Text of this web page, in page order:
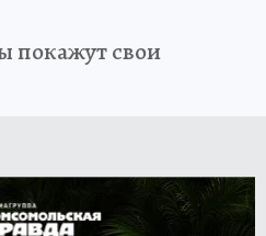
покажут свои